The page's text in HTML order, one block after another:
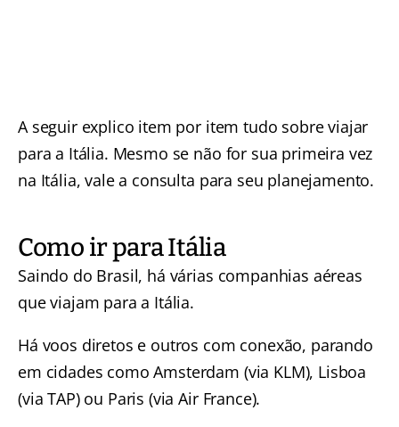
A seguir explico item por item tudo sobre viajar
para a Itália. Mesmo se não for sua primeira vez
na Itália, vale a consulta para seu planejamento.
Como ir para Itália
Saindo do Brasil, há várias companhias aéreas
que viajam para a Itália.
Há voos diretos e outros com conexão, parando
em cidades como Amsterdam (via KLM), Lisboa
(via TAP) ou Paris (via Air France).